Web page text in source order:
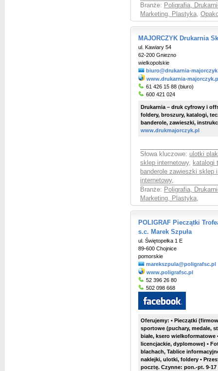
Branże: Poligrafia,
Marketing, Plastyka,
MAJORCZYK Drukarnia
ul. Kawiary 54
62-200 Gniezno
wielkopolskie
biuro@drukarnia-
www.drukarnia-
61 426 15 88 (biuro)
600 421 024
Drukarnia – druk cyfrowy i
foldery, broszury, katalogi,
banderole, zawieszki,
www.drukmajorczyk.pl
Słowa kluczowe: ulotki
sklep internetowy, katalogi
banderole zawieszki sklep
internetowy,
Branże: Poligrafia,
Marketing, Plastyka,
POLIGRAF Pieczątki
s.c. Marek Szpuła
ul. Świętopełka 1 E
89-600 Chojnice
pomorskie
marekszpula@poligrafsc.pl
www.poligrafsc.pl
52 396 26 80
502 098 668
Oferujemy: • Pieczątki
sportowe (puchary, medale,
białe, ksero wielkoformatowe
licencjackie, dyplomowe) •
blachach, Tablice
naklejki, ulotki, foldery •
pocztę. Czynne: pon.-pt. 9-17